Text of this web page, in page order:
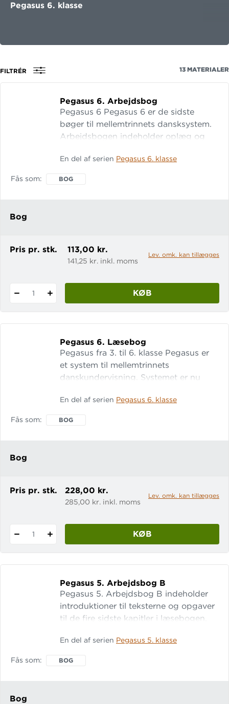
Pegasus 6. klasse
FILTRÉR 13 MATERIALER
Pegasus 6. Arbejdsbog
Pegasus 6 Pegasus 6 er de sidste
bøger til mellemtrinnets dansksystem.
Arbejdsbogen indeholder oplæg og
og temaer. Spørgsmålene lægger op til
En del af serien Pegasus 6. klasse
Fås som BOG
Bog
Pris pr. stk. 113,00 kr.
141,25 kr. inkl. moms
Lev. omk. kan tillægges
1 KØB
Pegasus 6. Læsebog
Pegasus fra 3. til 6. klasse Pegasus er
et system til mellemtrinnets
danskundervisning. Systemet er nu
Mellemtrinssystemet har fokus på
En del af serien Pegasus 6. klasse
Fås som BOG
Bog
Pris pr. stk. 228,00 kr.
285,00 kr. inkl. moms
Lev. omk. kan tillægges
1 KØB
Pegasus 5. Arbejdsbog B
Pegasus 5. Arbejdsbog B indeholder
introduktioner til teksterne og opgaver
til de fire sidste kapitler i læsebogen.
bindes læsebogens tekster sammen og
En del af serien Pegasus 5. klasse
Fås som BOG
Bog